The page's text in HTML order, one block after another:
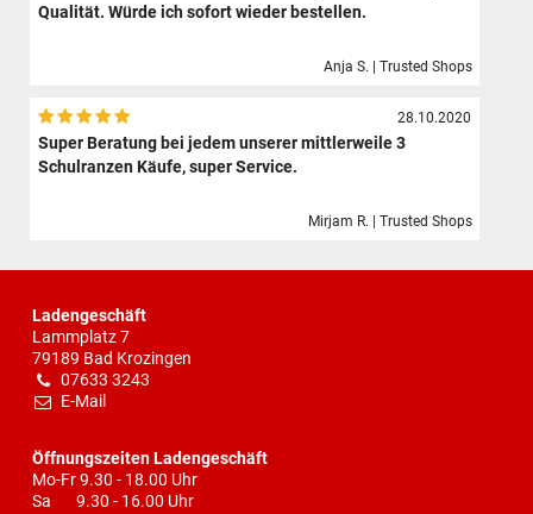
Qualität. Würde ich sofort wieder bestellen.
Anja S. | Trusted Shops
28.10.2020
Super Beratung bei jedem unserer mittlerweile 3
Schulranzen Käufe, super Service.
Mirjam R. | Trusted Shops
Ladengeschäft
Lammplatz 7
79189 Bad Krozingen
07633 3243
E-Mail
Öffnungszeiten Ladengeschäft
Mo-Fr 9.30 - 18.00 Uhr
Sa 9.30 - 16.00 Uhr